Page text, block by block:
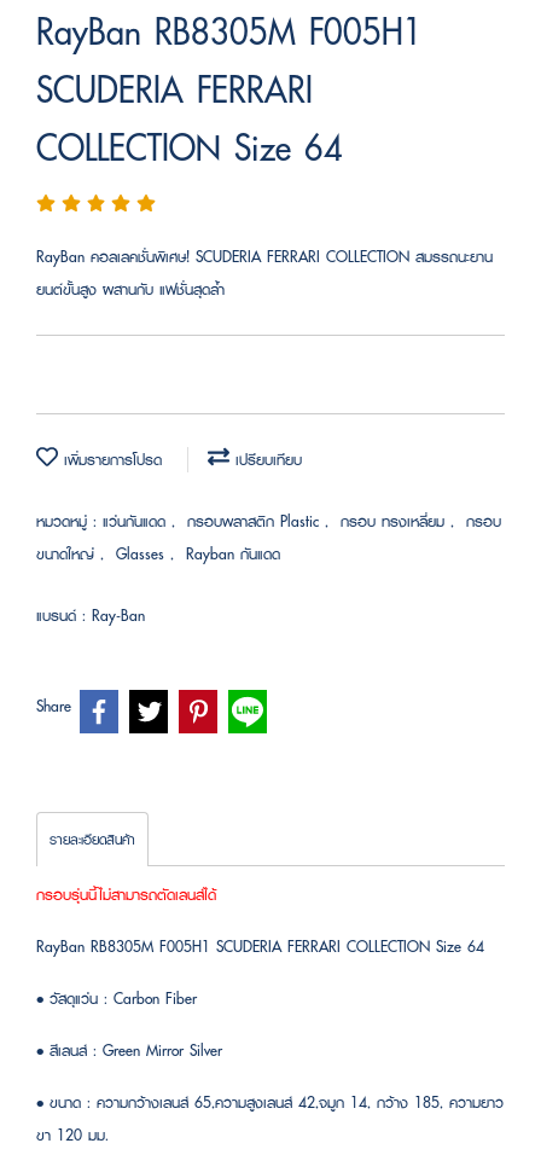
RayBan RB8305M F005H1
SCUDERIA FERRARI
COLLECTION Size 64
RayBan คอลเลคชั่นพิเศษ! SCUDERIA FERRARI COLLECTION สมรรถนะยาน
ยนต์ขั้นสูง ผสานกับ แฟชั่นสุดล้ำ
เพิ่มรายการโปรด เปรียบเทียบ
หมวดหมู่ : แว่นกันแดด , กรอบพลาสติก Plastic , กรอบ ทรงเหลี่ยม , กรอบ
ขนาดใหญ่ , Glasses , Rayban กันแดด
แบรนด์ : Ray-Ban
Share
รายละเอียดสินค้า
กรอบรุ่นนี้ไม่สามารถตัดเลนส์ได้
RayBan RB8305M F005H1 SCUDERIA FERRARI COLLECTION Size 64
• วัสดุแว่น : Carbon Fiber
• สีเลนส์ : Green Mirror Silver
• ขนาด : ความกว้างเลนส์ 65,ความสูงเลนส์ 42,จมูก 14, กว้าง 185, ความยาว
ขา 120 มม.